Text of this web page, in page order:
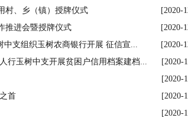
、乡（镇）授牌仪式
[2020-
推进会暨授牌仪式
[2020-
支组织玉树农商银行开展 征信宣...
[2020-
行玉树中支开展贫困户信用档案建档...
[2020-
[2020-
首
[2020-
[2020-